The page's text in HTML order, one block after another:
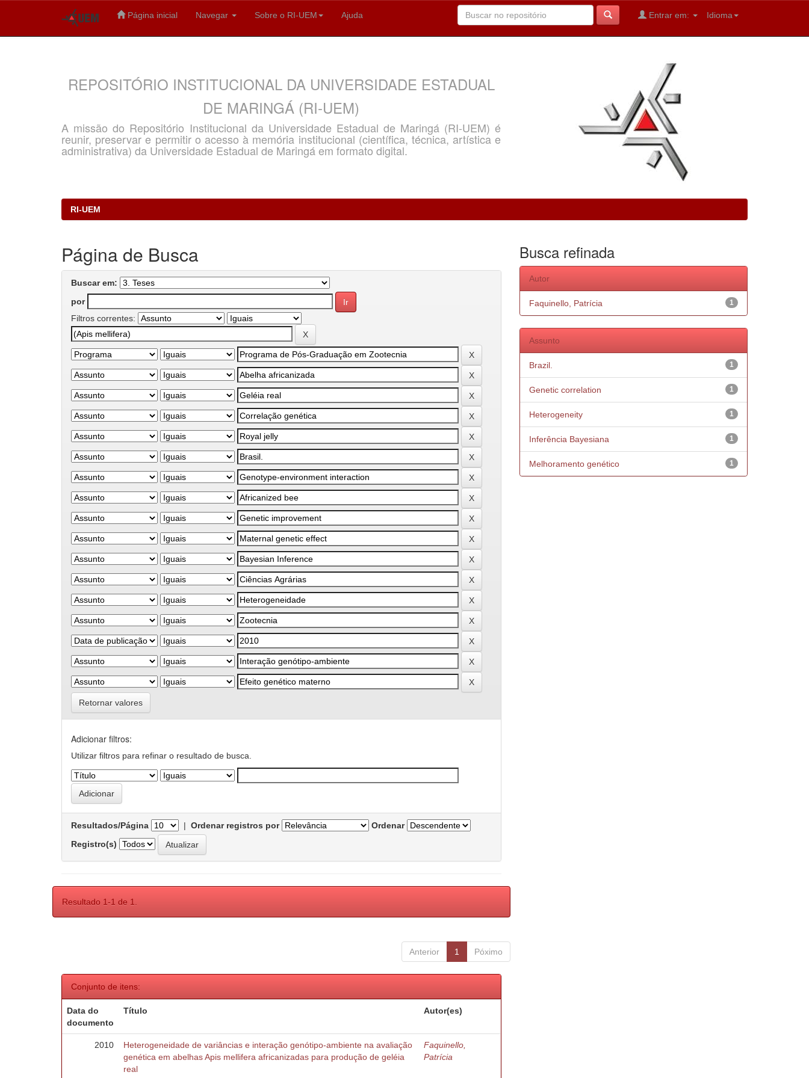
Página inicial Navegar Sobre o RI-UEM Ajuda Idioma
Entrar em:
REPOSITÓRIO INSTITUCIONAL DA UNIVERSIDADE ESTADUAL
DE MARINGÁ (RI-UEM)
A missão do Repositório Institucional da Universidade Estadual de Maringá (RI-UEM) é
reunir, preservar e permitir o acesso à memória institucional (científica, técnica, artística e
administrativa) da Universidade Estadual de Maringá em formato digital.
RI-UEM
Página de Busca
Buscar em:
por
Filtros correntes:
Retornar valores
Adicionar filtros:
Utilizar filtros para refinar o resultado de busca.
Resultados/Página | Ordenar registros por
Ordenar
Registro(s)
Resultado 1-1 de 1.
Anterior 1 Póximo
Conjunto de itens:
Data do
documento
Título Autor(es)
2010
Heterogeneidade de variâncias e interação genótipo-ambiente na avaliação
genética em abelhas Apis mellifera africanizadas para produção de geléia
real
Faquinello,
Patrícia
Busca refinada
Autor
1
Faquinello, Patrícia
Assunto
1
Brazil.
1
Genetic correlation
1
Heterogeneity
1
Inferência Bayesiana
1
Melhoramento genético